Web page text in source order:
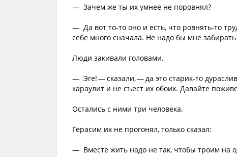
— Зачем же ты их умнее не поровнял?
— Да вот то-то оно и есть, что ровнять-то
себе много сначала. Не надо бы мне
Люди закивали головами.
— Эге! — сказали, — да это старик-то
караулит и не съест их обоих. Давайте
Остались с ними три человека.
Герасим их не прогонял, только сказал:
— Вместе жить надо не так, чтобы троим на